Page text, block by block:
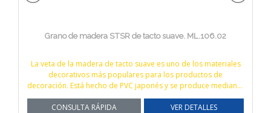
Grano de madera STSR de tacto suave. ML.106.02
La veta de la madera de tacto suave es uno de los materiales
decorativos más populares para los productos de
decoración. Está hecho de PVC japonés y se produce mediante
muchos procesos complejos, como el calandrado, la
impresión, el laminado y el sublaminado.
CONSULTA RÁPIDA VER DETALLES